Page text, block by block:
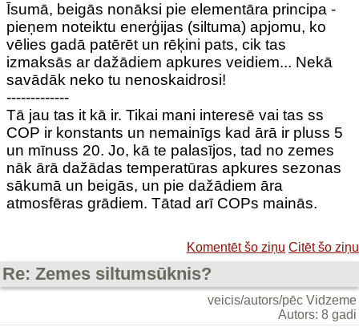
Īsumā, beigās nonāksi pie elementāra principa -
pieņem noteiktu enerģijas (siltuma) apjomu, ko
vēlies gadā patērēt un rēķini pats, cik tas
izmaksās ar dažādiem apkures veidiem... Nekā
savādāk neko tu nenoskaidrosi!
-------------
Tā jau tas it kā ir. Tikai mani interesē vai tas ss
COP ir konstants un nemainīgs kad ārā ir pluss 5
un mīnuss 20. Jo, kā te palasījos, tad no zemes
nāk ārā dažādas temperatūras apkures sezonas
sākumā un beigās, un pie dažādiem āra
atmosfēras grādiem. Tātad arī COPs mainās.
Komentēt šo ziņu Citēt šo ziņu
Re: Zemes siltumsūknis?
veicis/autors/pēc Vidzeme
Autors: 8 gadi